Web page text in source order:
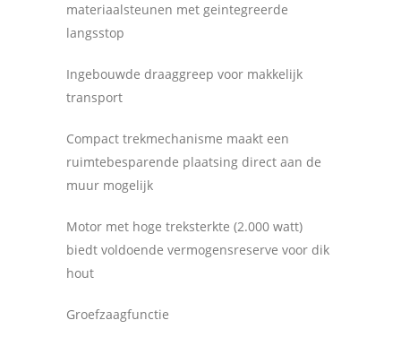
materiaalsteunen met geintegreerde
langsstop
Ingebouwde draaggreep voor makkelijk
transport
Compact trekmechanisme maakt een
ruimtebesparende plaatsing direct aan de
muur mogelijk
Motor met hoge treksterkte (2.000 watt)
biedt voldoende vermogensreserve voor dik
hout
Groefzaagfunctie